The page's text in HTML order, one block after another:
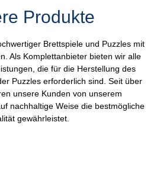
Produkte
Brettspiele und Puzzles mit
Als Komplettanbieter bieten wir alle
die für die Herstellung des
Puzzles erforderlich sind. Seit über
unsere Kunden von unserem
nachhaltige Weise die bestmögliche
gewährleistet.